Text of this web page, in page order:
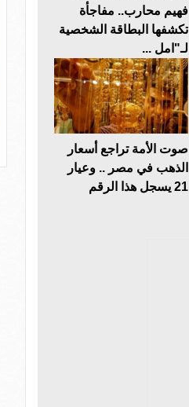
فهيم محارب.. مفاجأة
تكشفها البطاقة الشخصية
لـ"امل ...
صوت الأمة تراجع أسعار
الذهب في مصر .. وعيار
21 يسجل هذا الرقم